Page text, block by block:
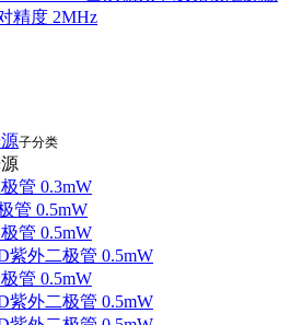
精度 2MHz
子分类
管 0.3mW
管 0.5mW
管 0.5mW
紫外二极管 0.5mW
管 0.5mW
紫外二极管 0.5mW